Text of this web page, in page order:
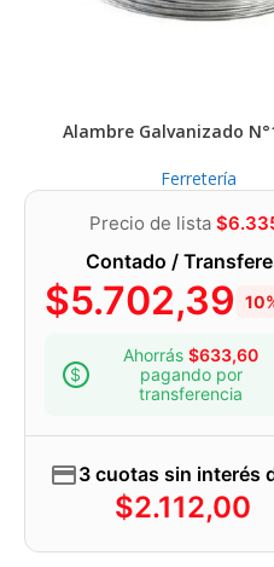
Alambre Galvanizado
Ferretería
Precio de lista $
Contado /
$5.702,39
Ahorrás $633,60
pagando por
transferencia
3 cuotas sin interés
$2.112,00